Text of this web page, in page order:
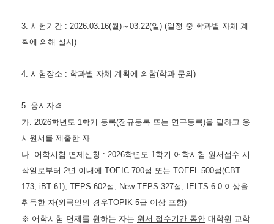
3. 시험기간 : 2026.03.16(월)～ 03.22(일) (일정 중 학과별 자체 계
획에 의해 실시)
4. 시험장소 : 학과별 자체 계획에 의함(학과 문의)
5. 응시자격
가. 2026학년도 1학기 등록(정규등록 또는 연구등록)을 필하고 응
시원서를 제출한 자
나. 어학시험 면제신청 : 2026학년도 1학기 어학시험 원서접수 시
작일로부터 2년 이내에 TOEIC 700점 또는 TOEFL 500점(CBT
173, iBT 61), TEPS 602점 , New TEPS 327점 , IELTS 6.0 이상을
취득한 자(외국인의 경우TOPIK 5급 이상 포함)
※ 어학시험 면제를 원하는 자는 원서 접수기간 동안 대학원 교학